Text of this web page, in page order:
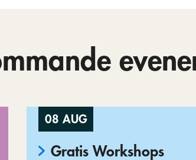
08 AUG
Gratis Workshops